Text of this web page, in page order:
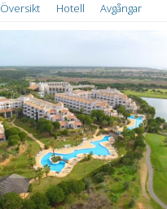
Översikt Hotell Avgångar